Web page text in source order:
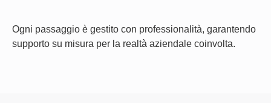
Ogni passaggio è gestito con professionalità, garantendo
supporto su misura per la realtà aziendale coinvolta.